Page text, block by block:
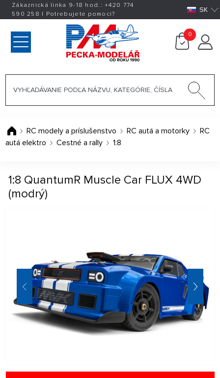
Zákaznická linka 9-18 hod.:+420 774
590 258 | Potrebujete pomoci? SK
0
RC modely a príslušenstvo RC autá a motorky
RC
autá elektro
Cestné a rally 1:8
1:8 QuantumR Muscle Car FLUX 4WD
(modrý)